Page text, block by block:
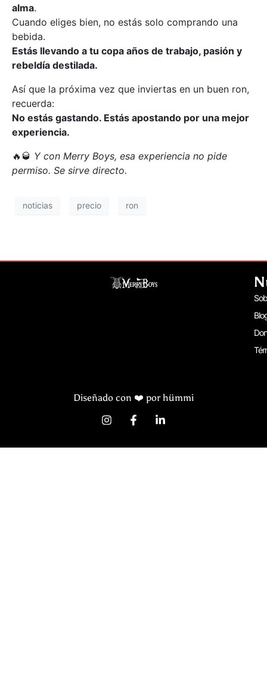
alma.
Cuando eliges bien, no estás solo comprando una
bebida.
Estás llevando a tu copa años de trabajo, pasión y
rebeldía destilada.
Así que la próxima vez que inviertas en un buen ron,
recuerda:
No estás gastando. Estás apostando por una mejor
experiencia.
🔥🥃 Y con Merry Boys, esa experiencia no pide
permiso. Se sirve directo.
noticias precio ron
Diseñado con ❤️ por hümmi